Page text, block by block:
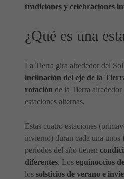
tradiciones y celebraciones
¿Qué es una
La Tierra gira alrededor del
inclinación del eje de la
rotación de la Tierra
estaciones alternas.
Estas cuatro estaciones
invierno) duran cada una unos
períodos del año tienen
diferentes. Los equinoccios
los solsticios de verano e